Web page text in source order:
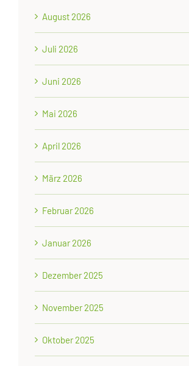
August 2026
Juli 2026
Juni 2026
Mai 2026
April 2026
März 2026
Februar 2026
Januar 2026
Dezember 2025
November 2025
Oktober 2025